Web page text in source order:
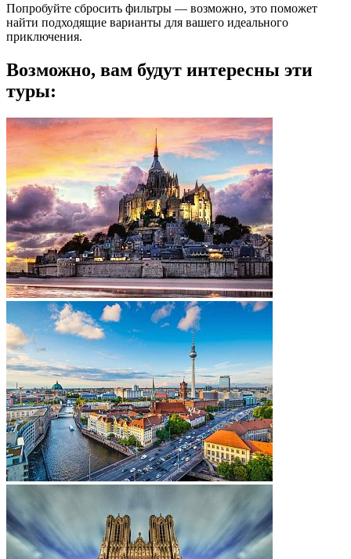
Попробуйте сбросить фильтры — возможно, это поможет
найти подходящие варианты для вашего идеального
приключения.
Возможно, вам будут интересны эти
туры: